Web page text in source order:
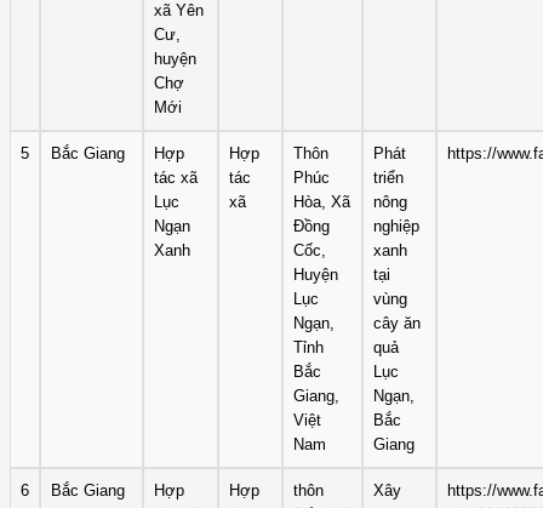
xã Yên
Cư,
huyện
Chợ
Mới
5 Bắc Giang
Hợp
tác xã
Lục
Ngạn
Xanh
Hợp
tác
xã
Thôn
Phúc
Hòa, Xã
Đồng
Cốc,
Huyện
Lục
Ngạn,
Tỉnh
Bắc
Giang,
Việt
Nam
Phát
triển
nông
nghiệp
xanh
tại
vùng
cây ăn
quả
Lục
Ngạn,
Bắc
Giang
https://
6 Bắc Giang
Hợp
Hợp
thôn
Xây
https://